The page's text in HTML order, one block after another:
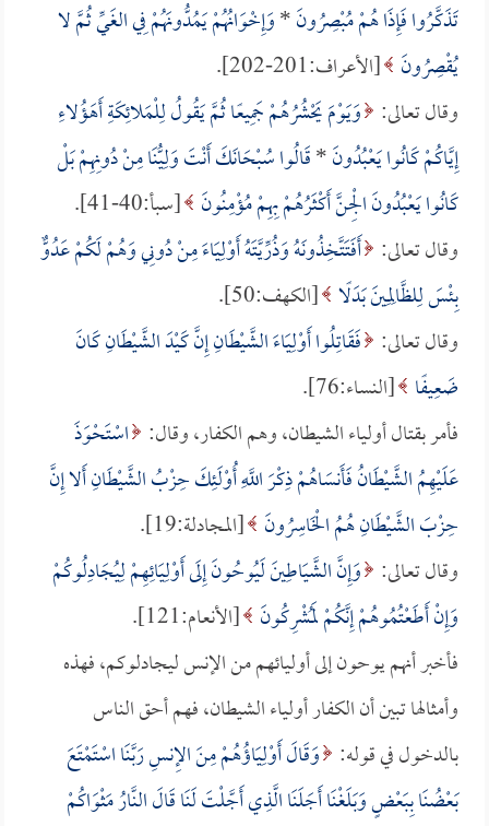
تَذَكَّرُوا فَإِذَا هُمْ مُبْصِرُونَ*وَإِخْوَانُهُمْ يَمُدُّونَهُمْ فِي الغَيِّ ثُمَّ لا
يُقْصِرُونَ [الأعراف:201-202].
وقال تعالى: وَيَوْمَ يَحْشُرُهُمْ جَمِيعًا ثُمَّ يَقُولُ لِلْمَلائِكَةِ أَهَؤُلاءِ
إِيَّاكُمْ كَانُوا يَعْبُدُونَ*قَالُوا سُبْحَانَكَ أَنْتَ وَلِيُّنَا مِنْ دُونِهِمْ بَلْ
كَانُوا يَعْبُدُونَ الْجِنَّ أَكْثَرُهُمْ بِهِمْ مُؤْمِنُونَ [سبأ:40-41].
وقال تعالى: أَفَتَتَّخِذُونَهُ وَذُرِّيَّتَهُ أَوْلِيَاءَ مِنْ دُونِي وَهُمْ لَكُمْ عَدُوٌّ
بِئْسَ لِلظَّالِمِينَ بَدَلًا [الكهف:50].
وقال تعالى: فَقَاتِلُوا أَوْلِيَاءَ الشَّيْطَانِ إِنَّ كَيْدَ الشَّيْطَانِ كَانَ
ضَعِيفًا [النساء:76].
فأمر بقتال أولياء الشيطان، وهم الكفار، وقال: اسْتَحْوَذَ
عَلَيْهِمُ الشَّيْطَانُ فَأَنسَاهُمْ ذِكْرَ اللَّهِ أُوْلَئِكَ حِزْبُ الشَّيْطَانِ أَلا إِنَّ
حِزْبَ الشَّيْطَانِ هُمُ الْخَاسِرُونَ [المجادلة:19].
وقال تعالى: وَإِنَّ الشَّيَاطِينَ لَيُوحُونَ إِلَى أَوْلِيَائِهِمْ لِيُجَادِلُوكُمْ
وَإِنْ أَطَعْتُمُوهُمْ إِنَّكُمْ لَمُشْرِكُونَ [الأنعام:121].
فأخبر أنهم يوحون إلى أوليائهم من الإنس ليجادلوكم، فهذه
وأمثالها تبين أن الكفار أولياء الشيطان، فهم أحق الناس
بالدخول في قوله: وَقَالَ أَوْلِيَاؤُهُمْ مِنَ الإِنسِ رَبَّنَا اسْتَمْتَعَ
بَعْضُنَا بِبَعْضٍ وَبَلَغْنَا أَجَلَنَا الَّذِي أَجَّلْتَ لَنَا قَالَ النَّارُ مَثْوَاكُمْ